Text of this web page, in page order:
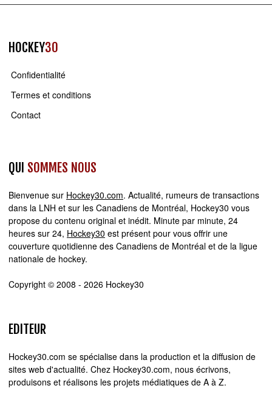
HOCKEY30
Confidentialité
Termes et conditions
Contact
QUI SOMMES NOUS
Bienvenue sur Hockey30.com. Actualité, rumeurs de transactions
dans la LNH et sur les Canadiens de Montréal, Hockey30 vous
propose du contenu original et inédit. Minute par minute, 24
heures sur 24, Hockey30 est présent pour vous offrir une
couverture quotidienne des Canadiens de Montréal et de la ligue
nationale de hockey.
Copyright © 2008 - 2026 Hockey30
EDITEUR
Hockey30.com se spécialise dans la production et la diffusion de
sites web d'actualité. Chez Hockey30.com, nous écrivons,
produisons et réalisons les projets médiatiques de A à Z.